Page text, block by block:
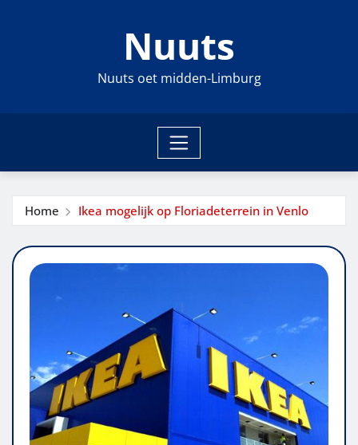
Nuuts
Nuuts oet midden-Limburg
Home Ikea mogelijk op Floriadeterrein in Venlo